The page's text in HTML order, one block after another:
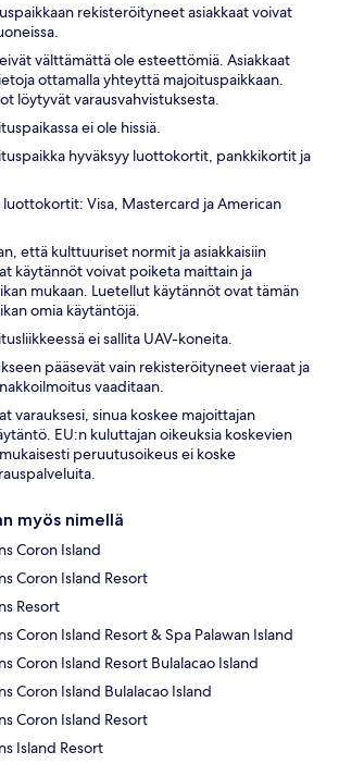
rekisteröityneet asiakkaat voivat
välttämättä ole esteettömiä. Asiakkaat
ottamalla yhteyttä majoituspaikkaan.
löytyvät varausvahvistuksesta.
ei ole hissiä.
hyväksyy luottokortit, pankkikortit ja
luottokortit: Visa, Mastercard ja American
että kulttuuriset normit ja asiakkaisiin
käytännöt voivat poiketa maittain ja
mukaan. Luetellut käytännöt ovat tämän
omia käytäntöjä.
ei sallita UAV-koneita.
pääsevät vain rekisteröityneet vieraat ja
vaaditaan.
varauksesi, sinua koskee majoittajan
EU:n kuluttajan oikeuksia koskevien
peruutusoikeus ei koske
myös nimellä
Coron Island
Coron Island Resort
Resort
Coron Island Resort & Spa Palawan Island
Coron Island Resort Bulalacao Island
Coron Island Bulalacao Island
Coron Island Resort
Island Resort